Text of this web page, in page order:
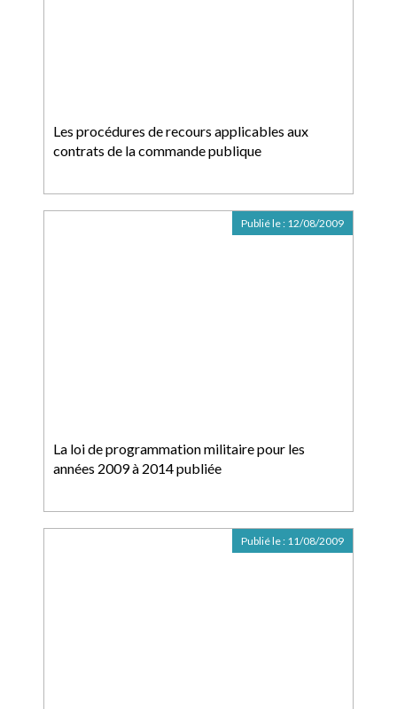
Les procédures de recours applicables aux
contrats de la commande publique
La loi de programmation militaire pour les
années 2009 à 2014 publiée
Publié le : 12/08/2009
Publié le : 11/08/2009